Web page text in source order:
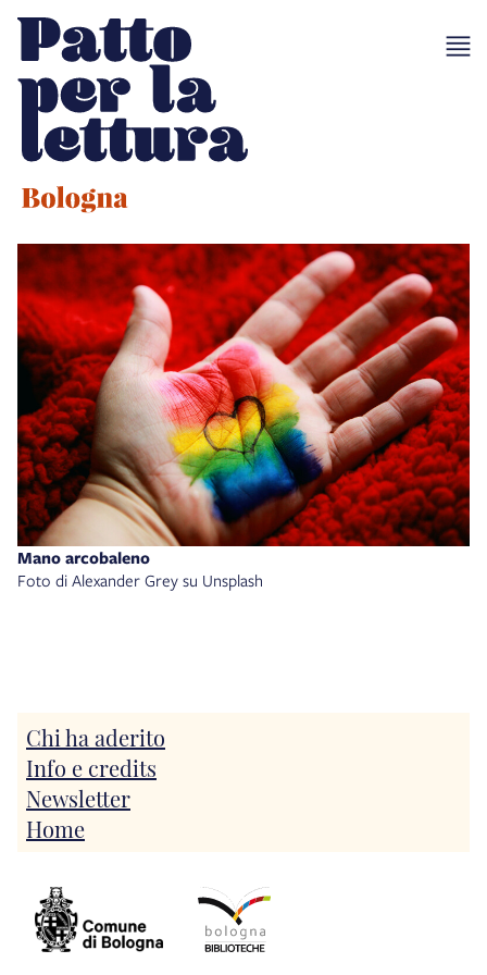
Mano arcobaleno
Foto di Alexander Grey su Unsplash
Chi ha aderito
Info e credits
Newsletter
Home